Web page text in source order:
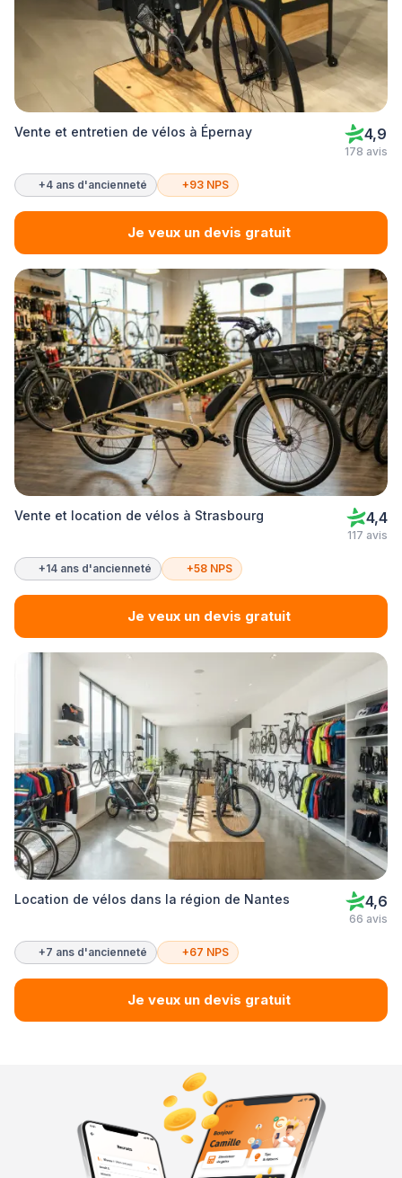
Vente et entretien de vélos à Épernay 4,9
178 avis
+4 ans d'ancienneté +93 NPS
Je veux un devis gratuit
Vente et location de vélos à Strasbourg 4,4
117 avis
+14 ans d'ancienneté +58 NPS
Je veux un devis gratuit
Location de vélos dans la région de Nantes 4,6
66 avis
+7 ans d'ancienneté +67 NPS
Je veux un devis gratuit